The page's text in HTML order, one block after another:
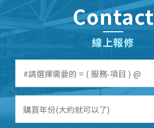
Contact
線上報修